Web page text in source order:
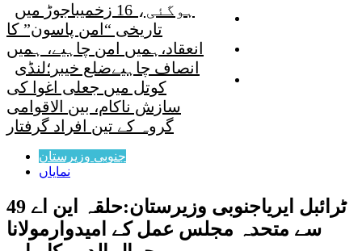
ہوگئی، 16 زخمی
باجوڑ میں
تاریخی “امن پاسون” کا
انعقاد،ہمیں امن چاہیے، ہمیں
انصاف چاہیےضلع خیبر؛لنڈی
کوتل میں جعلی اغوا کی
سازش ناکام، بین الاقوامی
گروہ کے تین افراد گرفتار
جنوبی وزیرستان
نمایاں
ٹرائبل ایریاجنوبی وزیرستان:حلقہ این اے 49
سے متحدہ مجلس عمل کے امیدوارمولانا